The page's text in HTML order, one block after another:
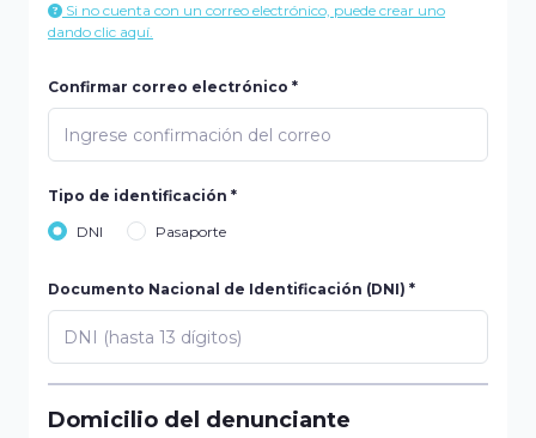
Si no cuenta con un correo electrónico, puede crear uno
dando clic aquí.
Confirmar correo electrónico *
Tipo de identificación *
DNI
Pasaporte
Documento Nacional de Identificación (DNI) *
Domicilio del denunciante